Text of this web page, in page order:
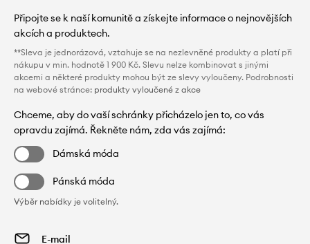
Připojte se k naší komunitě a získejte informace o nejnovějších
akcích a produktech.
**Sleva je jednorázová, vztahuje se na nezlevněné produkty a platí při
nákupu v min. hodnotě 1 900 Kč. Slevu nelze kombinovat s jinými
akcemi a některé produkty mohou být ze slevy vyloučeny. Podrobnosti
na webové stránce: produkty vyloučené z akce
Chceme, aby do vaší schránky přicházelo jen to, co vás
opravdu zajímá. Řekněte nám, zda vás zajímá:
Dámská móda
Pánská móda
Výběr nabídky je volitelný.